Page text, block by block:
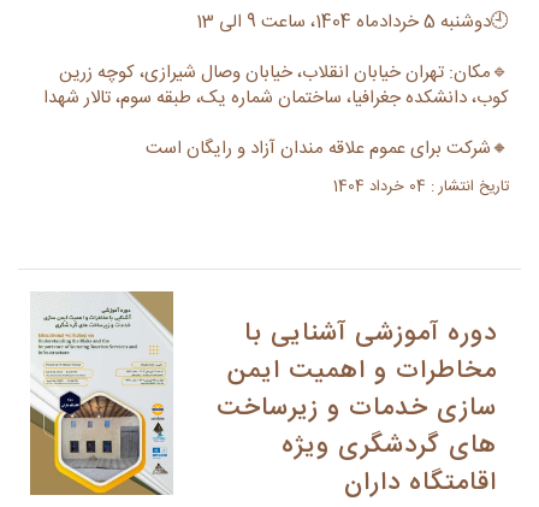
🕘دوشنبه 5 خردادماه 1404، ساعت 9 الی 13
🔹مکان: تهران خیابان انقلاب، خیابان وصال شیرازی، کوچه زرین
کوب، دانشکده جغرافیا، ساختمان شماره یک، طبقه سوم، تالار شهدا
🔸شرکت برای عموم علاقه مندان آزاد و رایگان است
تاریخ انتشار : 04 خرداد 1404
دوره آموزشی آشنایی با
مخاطرات و اهمیت ایمن
سازی خدمات و زیرساخت
های گردشگری ویژه
اقامتگاه داران